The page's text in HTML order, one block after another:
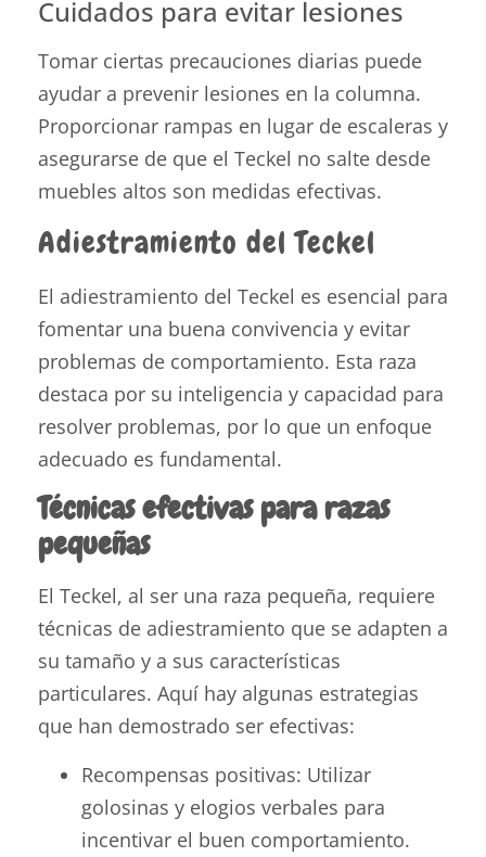
Cuidados para evitar lesiones
Tomar ciertas precauciones diarias puede
ayudar a prevenir lesiones en la columna.
Proporcionar rampas en lugar de escaleras y
asegurarse de que el Teckel no salte desde
muebles altos son medidas efectivas.
Adiestramiento del Teckel
El adiestramiento del Teckel es esencial para
fomentar una buena convivencia y evitar
problemas de comportamiento. Esta raza
destaca por su inteligencia y capacidad para
resolver problemas, por lo que un enfoque
adecuado es fundamental.
Técnicas efectivas para razas
pequeñas
El Teckel, al ser una raza pequeña, requiere
técnicas de adiestramiento que se adapten a
su tamaño y a sus características
particulares. Aquí hay algunas estrategias
que han demostrado ser efectivas:
Recompensas positivas: Utilizar
golosinas y elogios verbales para
incentivar el buen comportamiento.